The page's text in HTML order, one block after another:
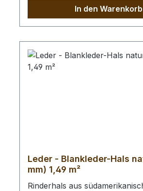
In den Warenkorb
Leder - Blankleder-Hals
mm) 1,49 m²
Rinderhals aus